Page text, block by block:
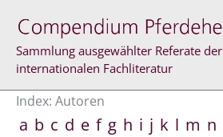
Inhalt
springen
Sammlung ausgewählter Referate der
internationalen Fachliteratur
Index: Autoren
a b c d e f g h i j k l m n